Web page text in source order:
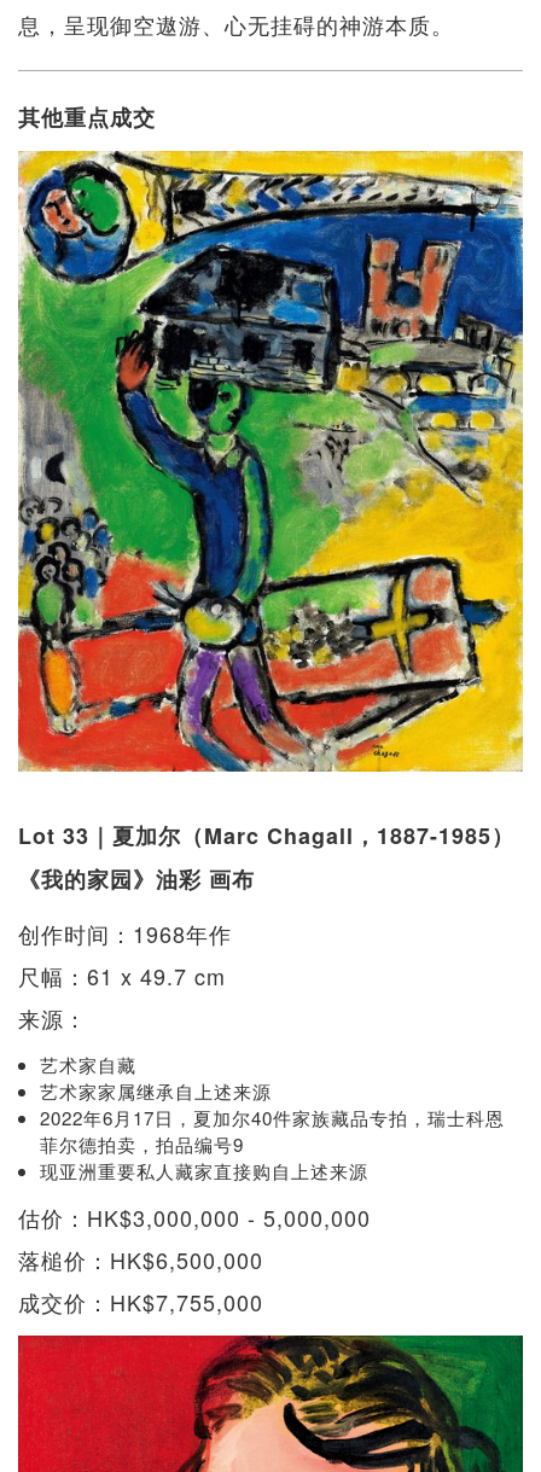
息，呈现御空遨游、心无挂碍的神游本质。
其他重点成交
Lot 33｜夏加尔（Marc Chagall，1887-1985）
《我的家园》油彩 画布
创作时间：1968年作
尺幅：61 x 49.7 cm
来源：
艺术家自藏
艺术家家属继承自上述来源
2022年6月17日，夏加尔40件家族藏品专拍，瑞士科恩
菲尔德拍卖，拍品编号9
现亚洲重要私人藏家直接购自上述来源
估价：HK$3,000,000 - 5,000,000
落槌价：HK$6,500,000
成交价：HK$7,755,000